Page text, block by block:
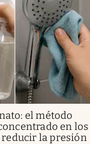
el método
en los
la presión